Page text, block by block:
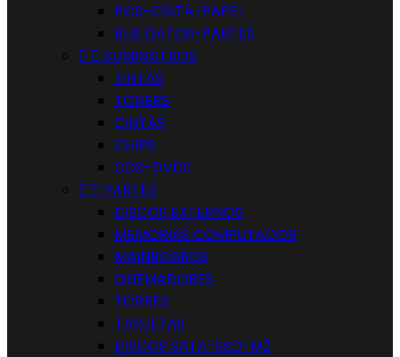
POS-CINTA-PAPEL
BUS DATOS-PARTES
  SUMINISTROS
TINTAS
TONERS
CINTAS
CHIPS
CDS-DVDS
  PARTES
DISCOS EXTERNOS
MEMORIAS COMPUTADOR
MAINBOARDS
QUEMADORES
TORRES
TARJETAS
DISCOS SATA-SSD-M2